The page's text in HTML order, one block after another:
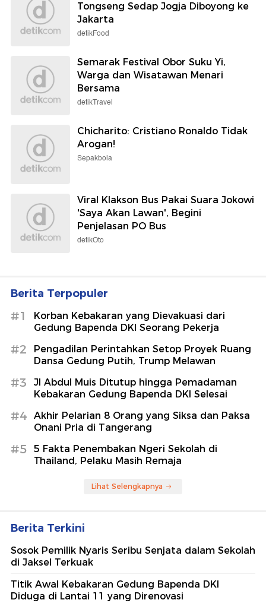
Tongseng Sedap Jogja Diboyong ke
Jakarta
detikFood
Semarak Festival Obor Suku Yi,
Warga dan Wisatawan Menari
Bersama
detikTravel
Chicharito: Cristiano Ronaldo Tidak
Arogan!
Sepakbola
Viral Klakson Bus Pakai Suara Jokowi
'Saya Akan Lawan', Begini
Penjelasan PO Bus
detikOto
Berita Terpopuler
#1
Korban Kebakaran yang Dievakuasi dari
Gedung Bapenda DKI Seorang Pekerja
#2
Pengadilan Perintahkan Setop Proyek Ruang
Dansa Gedung Putih, Trump Melawan
#3
Jl Abdul Muis Ditutup hingga Pemadaman
Kebakaran Gedung Bapenda DKI Selesai
#4
Akhir Pelarian 8 Orang yang Siksa dan Paksa
Onani Pria di Tangerang
#5
5 Fakta Penembakan Ngeri Sekolah di
Thailand, Pelaku Masih Remaja
Lihat Selengkapnya
Berita Terkini
Sosok Pemilik Nyaris Seribu Senjata dalam Sekolah
di Jaksel Terkuak
Titik Awal Kebakaran Gedung Bapenda DKI
Diduga di Lantai 11 yang Direnovasi